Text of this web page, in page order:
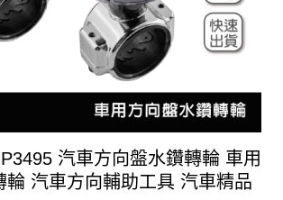
汽車方向盤水鑽轉輪 車用
輪 汽車方向輔助工具 汽車精品